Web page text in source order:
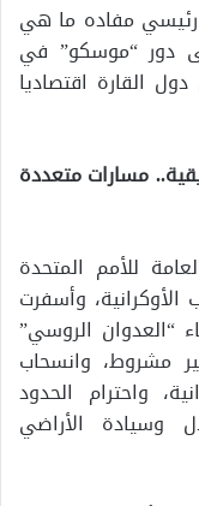
رئيسي مفاده ما هي
دور “موسكو” في
القارة اقتصاديا
مسارات متعددة
العامة للأمم المتحدة
وأسفرت
“العدوان الروسي”
مشروط، وانسحاب
واحترام الحدود
وسيادة الأراضي